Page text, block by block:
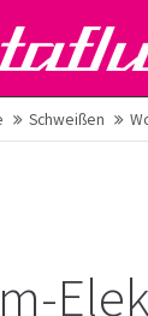
Schweißen